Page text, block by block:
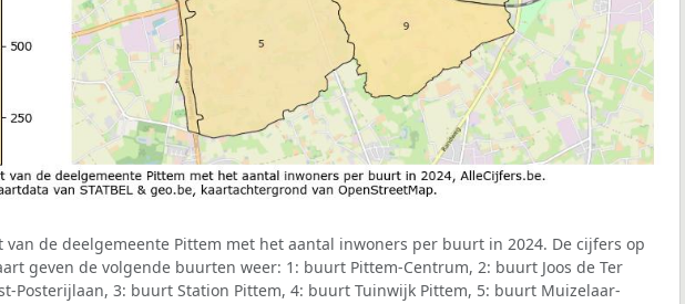
van de deelgemeente Pittem met het aantal inwoners per buurt in 2024. De cijfers op
geven de volgende buurten weer: 1: buurt Pittem-Centrum, 2: buurt Joos de Ter
Posterijlaan, 3: buurt Station Pittem, 4: buurt Tuinwijk Pittem, 5: buurt Muizelaar-